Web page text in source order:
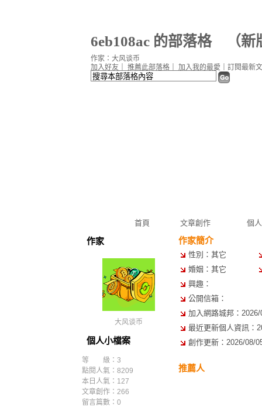
6eb108ac 的部落格（新
首頁 文章創作 個
加入好友 推薦此部落格 加入我的最愛 訂閱最新
作家：大风谈币
作家
大风谈币
個人小檔案
等 級：3
點閱人氣：8209
本日人氣：127
文章創作：266
留言篇數：0
作家簡介
性別：其它
婚姻：其它
興趣：
公開信箱：
加入網路城邦：
最近更新個人資訊：
創作更新：2026/08/
推薦人